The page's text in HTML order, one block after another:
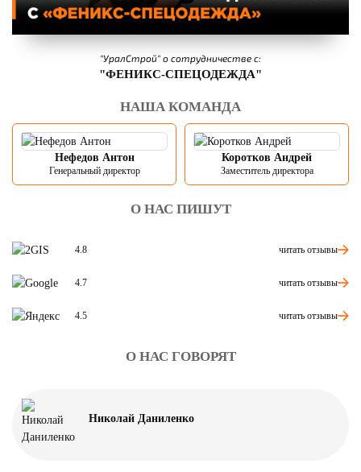
"УралСтрой" о сотрудничестве с:
"ФЕНИКС-СПЕЦОДЕЖДА"
НАША КОМАНДА
Нефедов Антон
Генеральный директор
Коротков Андрей
Заместитель директора
О НАС ПИШУТ
4.8 читать отзывы
4.7 читать отзывы
4.5 читать отзывы
О НАС ГОВОРЯТ
Николай Даниленко